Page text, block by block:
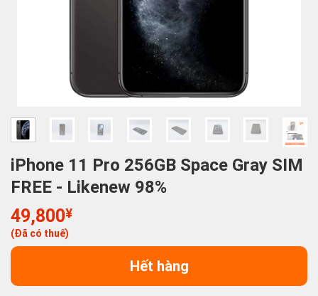
iPhone 11 Pro 256GB Space Gray SIM
FREE - Likenew 98%
49,800¥
(Đã có thuế)
Hết hàng